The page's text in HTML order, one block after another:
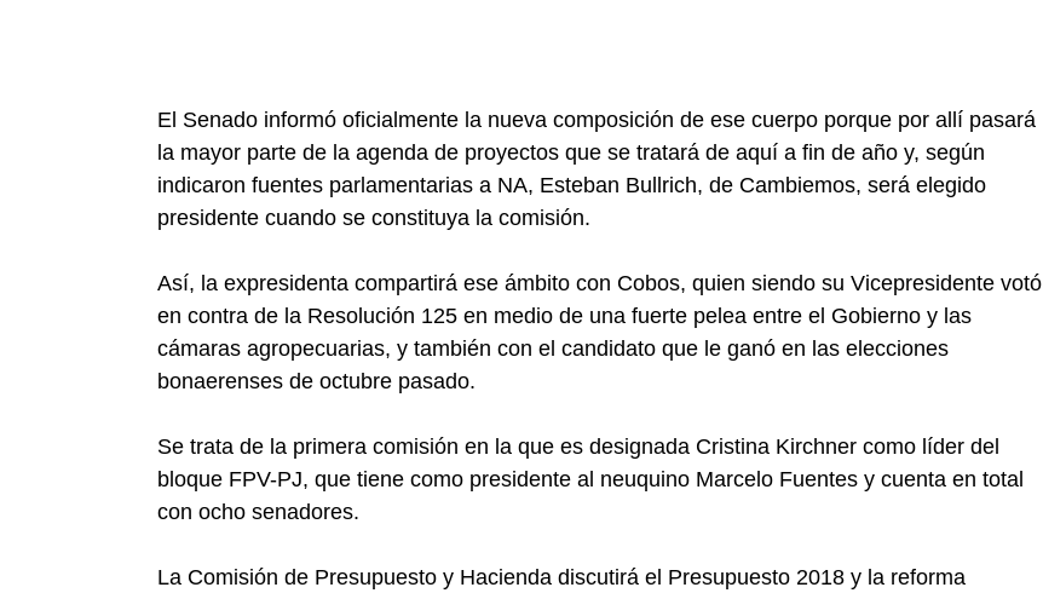
El Senado informó oficialmente la nueva composición de ese cuerpo porque por allí pasará
la mayor parte de la agenda de proyectos que se tratará de aquí a fin de año y, según
indicaron fuentes parlamentarias a NA, Esteban Bullrich, de Cambiemos, será elegido
presidente cuando se constituya la comisión.
Así, la expresidenta compartirá ese ámbito con Cobos, quien siendo su Vicepresidente votó
en contra de la Resolución 125 en medio de una fuerte pelea entre el Gobierno y las
cámaras agropecuarias, y también con el candidato que le ganó en las elecciones
bonaerenses de octubre pasado.
Se trata de la primera comisión en la que es designada Cristina Kirchner como líder del
bloque FPV-PJ, que tiene como presidente al neuquino Marcelo Fuentes y cuenta en total
con ocho senadores.
La Comisión de Presupuesto y Hacienda discutirá el Presupuesto 2018 y la reforma